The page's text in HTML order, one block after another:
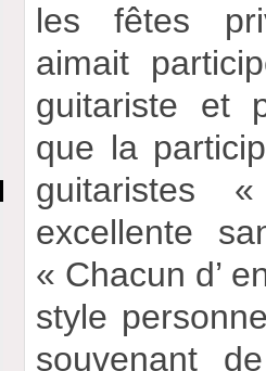
les fêtes
aimait
guitariste et
que la
guitaristes
excellente
« Chacun d’
style
souvenant